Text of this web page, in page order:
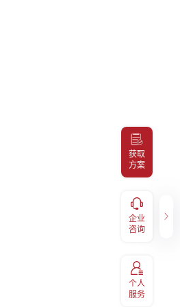
获取
方案
企业
咨询
个人
服务